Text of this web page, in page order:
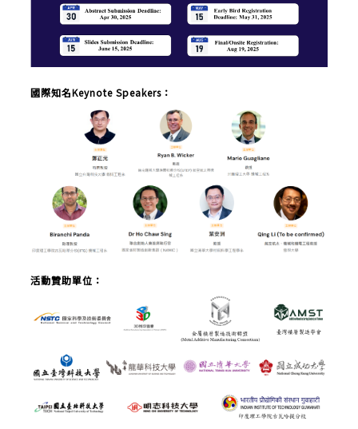
國際知名Keynote Speakers ：
活動贊助單位：